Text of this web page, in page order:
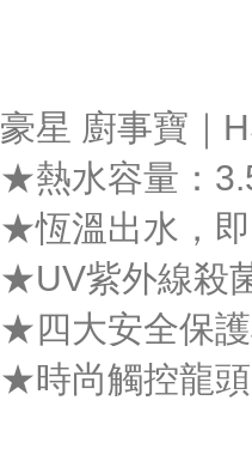
豪星 廚事寶｜
★熱水容量：
★恆溫出水，
★UV紫外線殺
★四大安全保
★時尚觸控龍頭